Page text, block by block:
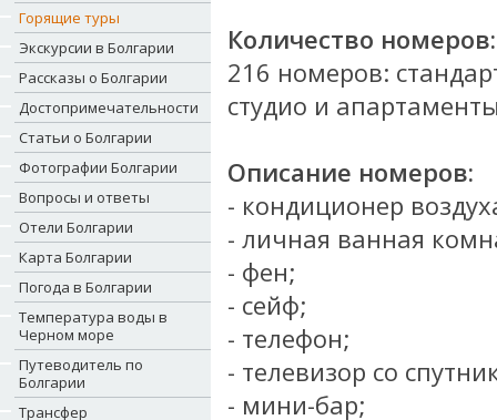
Горящие туры
Экскурсии в Болгарии
Рассказы о Болгарии
Достопримечательности
Статьи о Болгарии
Фотографии Болгарии
Вопросы и ответы
Отели Болгарии
Карта Болгарии
Погода в Болгарии
Температура воды в
Черном море
Путеводитель по
Болгарии
Трансфер
Количество номеров:
216 номеров:
студио и
Описание номеров:
- кондиционер
- личная ванная
- фен;
- сейф;
- телефон;
- телевизор со
- мини-бар;